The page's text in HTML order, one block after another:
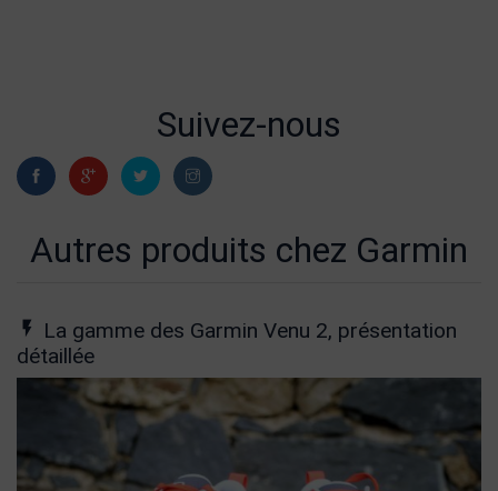
Suivez-nous
Autres produits chez Garmin
La gamme des Garmin Venu 2, présentation
détaillée